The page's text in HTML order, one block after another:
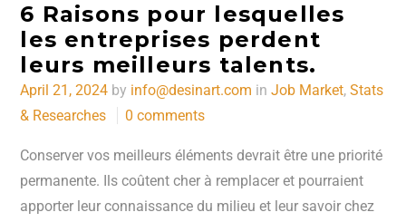
6 Raisons pour lesquelles
les entreprises perdent
leurs meilleurs talents.
Posted
on
April 21, 2024 by info@desinart.com inJob Market,Stats
& Researches
0 comments
Conserver vos meilleurs éléments devrait être une priorité
permanente. Ils coûtent cher à remplacer et pourraient
apporter leur connaissance du milieu et leur savoir chez